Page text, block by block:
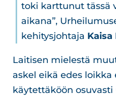
toki karttunut tässä
aikana”,
kehitysjohtaja
Laitisen mielestä
askel eikä edes loikka
käytettäköön